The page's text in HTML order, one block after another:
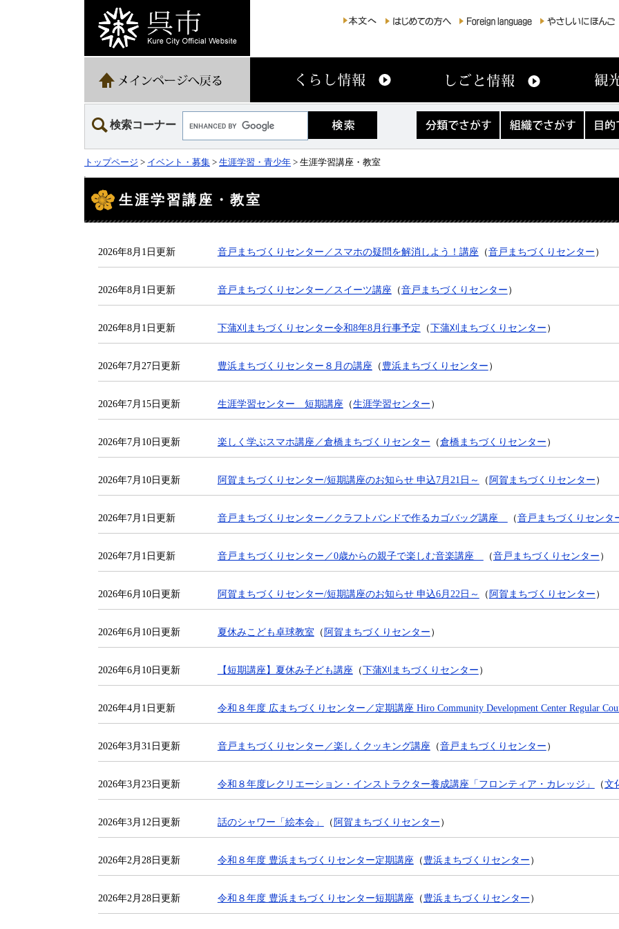
検索コーナー
カ
ス
ム
索
織
トップページ > イベント・募集 > 生涯学習・青少年 > 生涯学習講座・教室
生涯学習講座・教室
2026年8月1日更新 音戸まちづくりセンター／スマホの疑問を解消しよう！講座 （音戸まちづくりセンター）
2026年8月1日更新 音戸まちづくりセンター／スイーツ講座 （音戸まちづくりセンター）
2026年8月1日更新 下蒲刈まちづくりセンター令和8年8月行事予定 （下蒲刈まちづくりセンター）
2026年7月27日更新 豊浜まちづくりセンター８月の講座 （豊浜まちづくりセンター）
2026年7月15日更新 生涯学習センター 短期講座 （生涯学習センター）
2026年7月10日更新 楽しく学ぶスマホ講座／倉橋まちづくりセンター （倉橋まちづくりセンター）
2026年7月10日更新 阿賀まちづくりセンター/短期講座のお知らせ 申込7月21日～ （ 阿賀まちづくりセンター）
2026年7月1日更新 音戸まちづくりセンター／クラフトバンドで作るカゴバッグ講座 （音戸まちづくりセンタ
2026年7月1日更新 音戸まちづくりセンター／0歳からの親子で楽しむ音楽講座 （音戸まちづくりセンター）
2026年6月10日更新 阿賀まちづくりセンター/短期講座のお知らせ 申込6月22日～ （ 阿賀まちづくりセンター）
2026年6月10日更新 夏休みこども卓球教室 （ 阿賀まちづくりセンター）
2026年6月10日更新 【短期講座】夏休み子ども講座 （下蒲刈まちづくりセンター）
2026年4月1日更新 令和８年度 広まちづくりセンター／定期講座 Hiro Community Development Center Regular
2026年3月31日更新 音戸まちづくりセンター／楽しくクッキング講座 （音戸まちづくりセンター）
2026年3月23日更新 令和８年度レクリエーション・インストラクター養成講座「フロンティア・カレッジ」 （文
2026年3月12日更新 話のシャワー「絵本会」 （ 阿賀まちづくりセンター）
2026年2月28日更新 令和８年度 豊浜まちづくりセンター定期講座 （豊浜まちづくりセンター）
2026年2月28日更新 令和８年度 豊浜まちづくりセンター短期講座 （豊浜まちづくりセンター）